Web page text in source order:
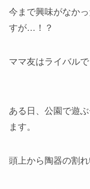
今まで興味がなか
すが…！？
ママ友はライバル
ある日、公園で遊
ます。
頭上から陶器の割